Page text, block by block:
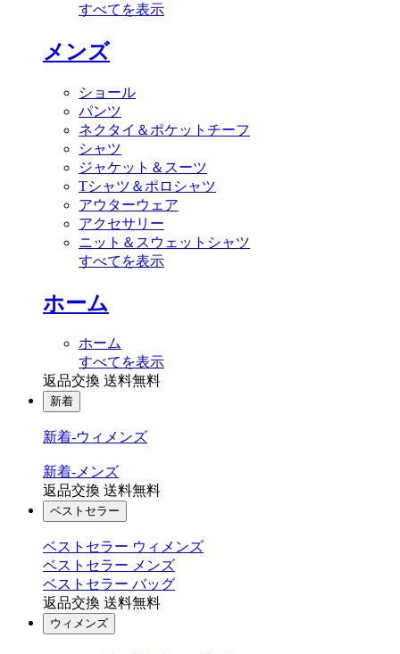
すべてを表示
メンズ
ショール
パンツ
ネクタイ＆ポケットチーフ
シャツ
ジャケット＆スーツ
Tシャツ＆ポロシャツ
アウターウェア
アクセサリー
ニット＆スウェットシャツ
すべてを表示
ホーム
ホーム
すべてを表示
返品交換 送料無料
新着
新着-ウィメンズ
新着-メンズ
返品交換 送料無料
ベストセラー
ベストセラー ウィメンズ
ベストセラー メンズ
ベストセラー バッグ
返品交換 送料無料
ウィメンズ